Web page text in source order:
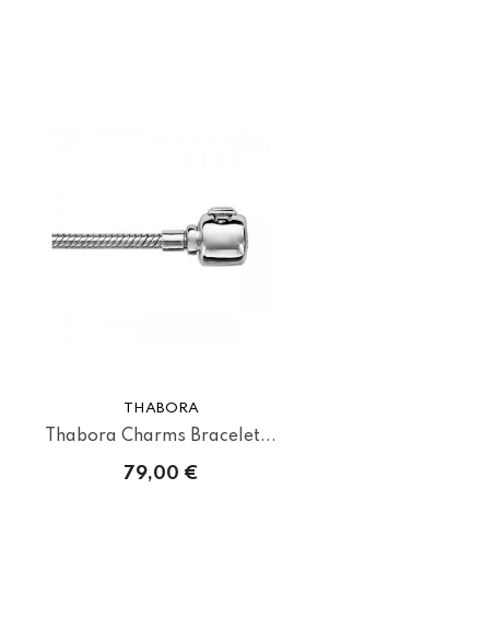
THABORA
Thabora Charms Bracelet...
79,00 €